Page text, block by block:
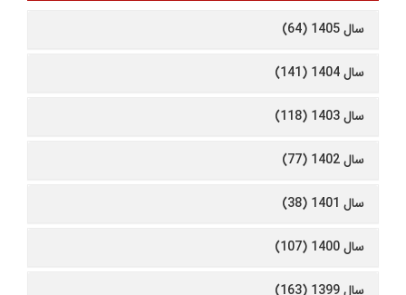
سال 1405 (64)
سال 1404 (141)
سال 1403 (118)
سال 1402 (77)
سال 1401 (38)
سال 1400 (107)
سال 1399 (163)